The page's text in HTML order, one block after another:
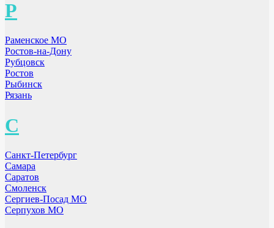
Р
Раменское МО
Ростов-на-Дону
Рубцовск
Ростов
Рыбинск
Рязань
С
Санкт-Петербург
Самара
Саратов
Смоленск
Сергиев-Посад МО
Серпухов МО